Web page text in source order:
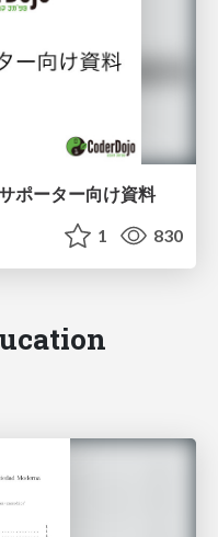
ポーター向け資料
1 830